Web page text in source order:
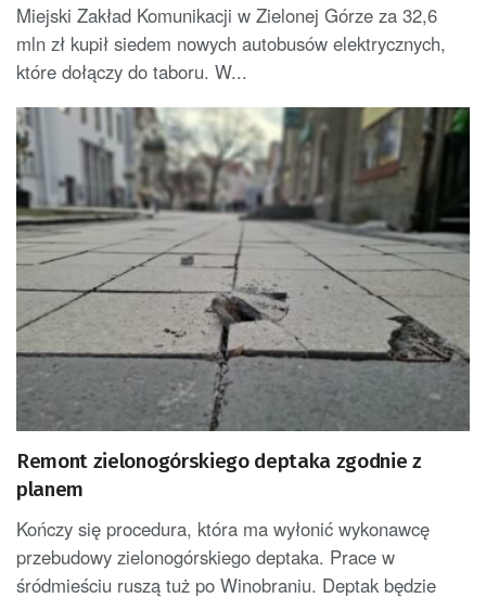
Miejski Zakład Komunikacji w Zielonej Górze za 32,6
mln zł kupił siedem nowych autobusów elektrycznych,
które dołączy do taboru. W...
Remont zielonogórskiego deptaka zgodnie z
planem
Kończy się procedura, która ma wyłonić wykonawcę
przebudowy zielonogórskiego deptaka. Prace w
śródmieściu ruszą tuż po Winobraniu. Deptak będzie